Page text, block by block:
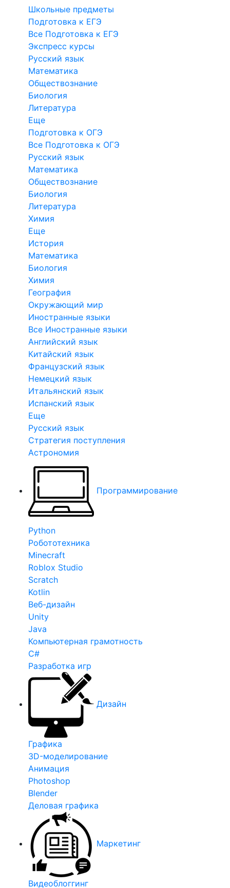
Школьные предметы
Подготовка к ЕГЭ
Все Подготовка к ЕГЭ
Экспресс курсы
Русский язык
Математика
Обществознание
Биология
Литература
Еще
Подготовка к ОГЭ
Все Подготовка к ОГЭ
Русский язык
Математика
Обществознание
Биология
Литература
Химия
Еще
История
Математика
Биология
Химия
География
Окружающий мир
Иностранные языки
Все Иностранные языки
Английский язык
Китайский язык
Французский язык
Немецкий язык
Итальянский язык
Испанский язык
Еще
Русский язык
Стратегия поступления
Астрономия
Программирование
Python
Робототехника
Minecraft
Roblox Studio
Scratch
Kotlin
Веб-дизайн
Unity
Java
Компьютерная грамотность
C#
Разработка игр
Дизайн
Графика
3D-моделирование
Анимация
Photoshop
Blender
Деловая графика
Маркетинг
Видеоблоггинг